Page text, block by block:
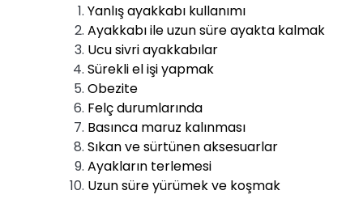
Yanlış ayakkabı kullanımı
Ayakkabı ile uzun süre ayakta kalmak
Ucu sivri ayakkabılar
Sürekli el işi yapmak
Obezite
Felç durumlarında
Basınca maruz kalınması
Sıkan ve sürtünen aksesuarlar
Ayakların terlemesi
Uzun süre yürümek ve koşmak